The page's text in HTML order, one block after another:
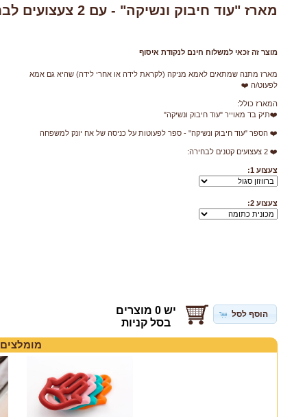
מארז "עוד חיבוק ונשיקה" - עם 2 צעצועים לבחירה
מוצר זה זכאי למשלוח חינם לנקודת איסוף
מארז מתנה שמתאים לאמא מניקה (לקראת לידה או אחרי לידה) שהיא גם אמא
לפעוט/ה ❤️
המארז כולל:
❤️תיק בד מאוייר "עוד חיבוק ונשיקה"
❤️ הספר "עוד חיבוק ונשיקה" - ספר לפעוטות על כניסה של אח יונק למשפחה
❤️ 2 צעצועים קטנים לבחירה:
צעצוע 1:
צעצוע 2:
הוסף לסל
יש 0 מוצרים
בסל קניות
מומלצים